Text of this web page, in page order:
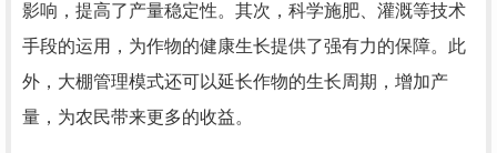
影响，提高了产量稳定性。其次，科学施肥、灌溉等技术
手段的运用，为作物的健康生长提供了强有力的保障。此
外，大棚管理模式还可以延长作物的生长周期，增加产
量，为农民带来更多的收益。